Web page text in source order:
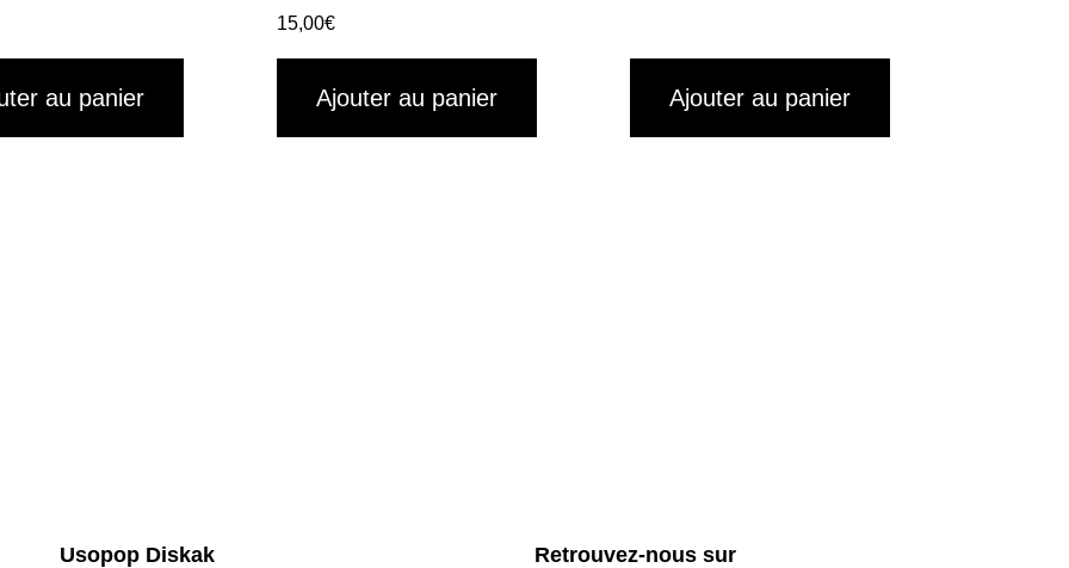
au panier
15,00€
Ajouter au panier Ajouter au panier
Usopop Diskak Retrouvez-nous sur